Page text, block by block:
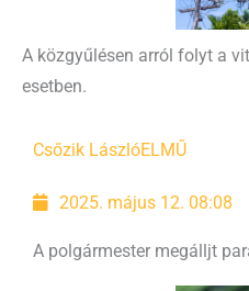
A közgyűlésen arról folyt a
esetben.
Csőzik LászlóELMŰ
2025. május 12. 08:08
A polgármester megálljt